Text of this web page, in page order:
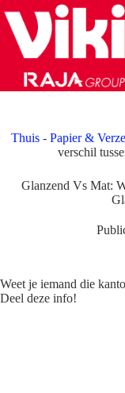
naar
inhoud
Thuis- Papier &
verschil
Glanzend Vs Mat:
Weet je iemand die
Deel deze info!